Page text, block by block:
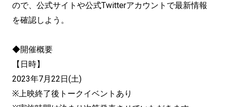
ので、公式サイトや公式Twitterアカウントで最新情報
を確認しよう。
◆開催概要
【日時】
2023年7月22日(土)
※上映終了後トークイベントあり